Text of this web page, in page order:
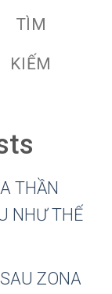
TÌM
KIẾM
THẦN
NHƯ THẾ
ZONA